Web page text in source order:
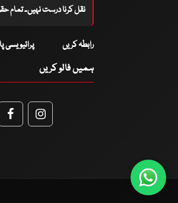
نقل کرنا درست نہیں۔ تمام
رابطہ کریں پرائیویسی
ہمیں فالو کریں
FacebookFacebook